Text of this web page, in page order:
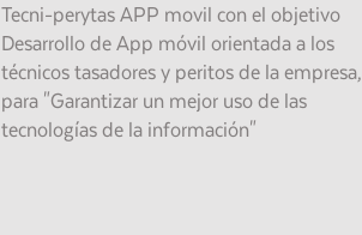
Tecni-perytas APP movil con el objetivo
Desarrollo de App móvil orientada a los
técnicos tasadores y peritos de la empresa,
para "Garantizar un mejor uso de las
tecnologías de la información"